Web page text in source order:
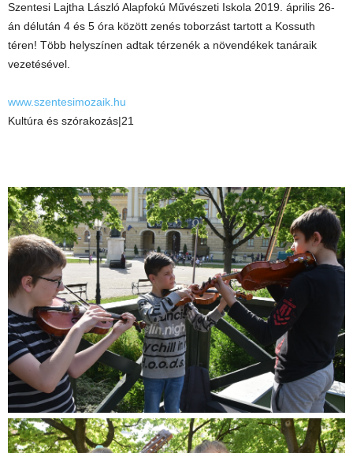
Szentesi Lajtha László Alapfokú Művészeti Iskola 2019. április 26-
án délután 4 és 5 óra között zenés toborzást tartott a Kossuth
téren! Több helyszínen adtak térzenék a növendékek tanáraik
vezetésével.
www.szentesimozaik.hu
Kultúra és szórakozás|21